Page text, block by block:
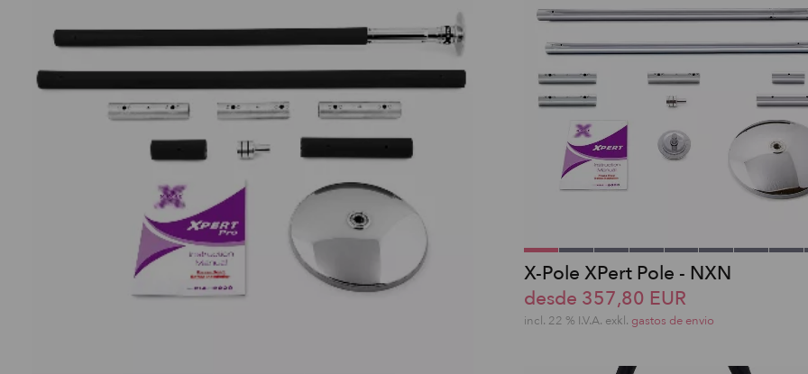
X-Pole XPert Pole - NXN
desde 357,80 EUR
incl. 22 % I.V.A. exkl. gastos de envio